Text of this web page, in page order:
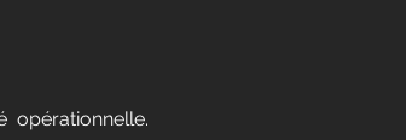
opérationnelle.